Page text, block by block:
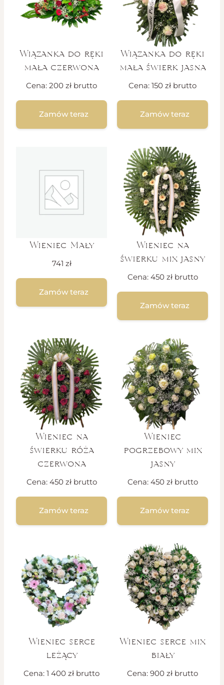
Wiązanka do ręki
mała czerwona
Cena: 200 zł brutto
Zamów teraz
Wiązanka do ręki
mała świerk jasna
Cena: 150 zł brutto
Zamów teraz
Wieniec Mały
741 zł
Zamów teraz
Wieniec na
świerku mix jasny
Cena: 450 zł brutto
Zamów teraz
Wieniec na
świerku róża
czerwona
Cena: 450 zł brutto
Zamów teraz
Wieniec
pogrzebowy mix
jasny
Cena: 450 zł brutto
Zamów teraz
Wieniec serce
leżący
Cena: 1 400 zł brutto
Wieniec serce mix
biały
Cena: 900 zł brutto